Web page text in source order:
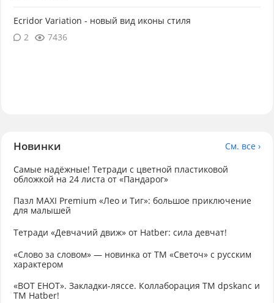
Ecridor Variation - новый вид иконы стиля
2
7436
Новинки
См. все ›
Самые надёжные! Тетради с цветной пластиковой
обложкой на 24 листа от «Пандарог»
Пазл MAXI Premium «Лео и Тиг»: большое приключение
для малышей
Тетради «Девчачий движ» от Hatber: сила девчат!
«Слово за словом» — новинка от ТМ «Светоч» с русским
характером
«ВОТ ЕНОТ». Закладки-ляссе. Коллаборация TM dpskanc и
ТМ Hatber!